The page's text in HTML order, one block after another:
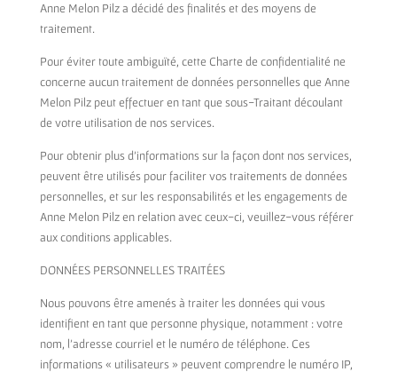
Anne Melon Pilz a décidé des finalités et des moyens de
traitement.
Pour éviter toute ambiguïté, cette Charte de confidentialité ne
concerne aucun traitement de données personnelles que Anne
Melon Pilz peut effectuer en tant que sous-Traitant découlant
de votre utilisation de nos services.
Pour obtenir plus d’informations sur la façon dont nos services,
peuvent être utilisés pour faciliter vos traitements de données
personnelles, et sur les responsabilités et les engagements de
Anne Melon Pilz en relation avec ceux-ci, veuillez-vous référer
aux conditions applicables.
DONNÉES PERSONNELLES TRAITÉES
Nous pouvons être amenés à traiter les données qui vous
identifient en tant que personne physique, notamment : votre
nom, l’adresse courriel et le numéro de téléphone. Ces
informations « utilisateurs » peuvent comprendre le numéro IP,